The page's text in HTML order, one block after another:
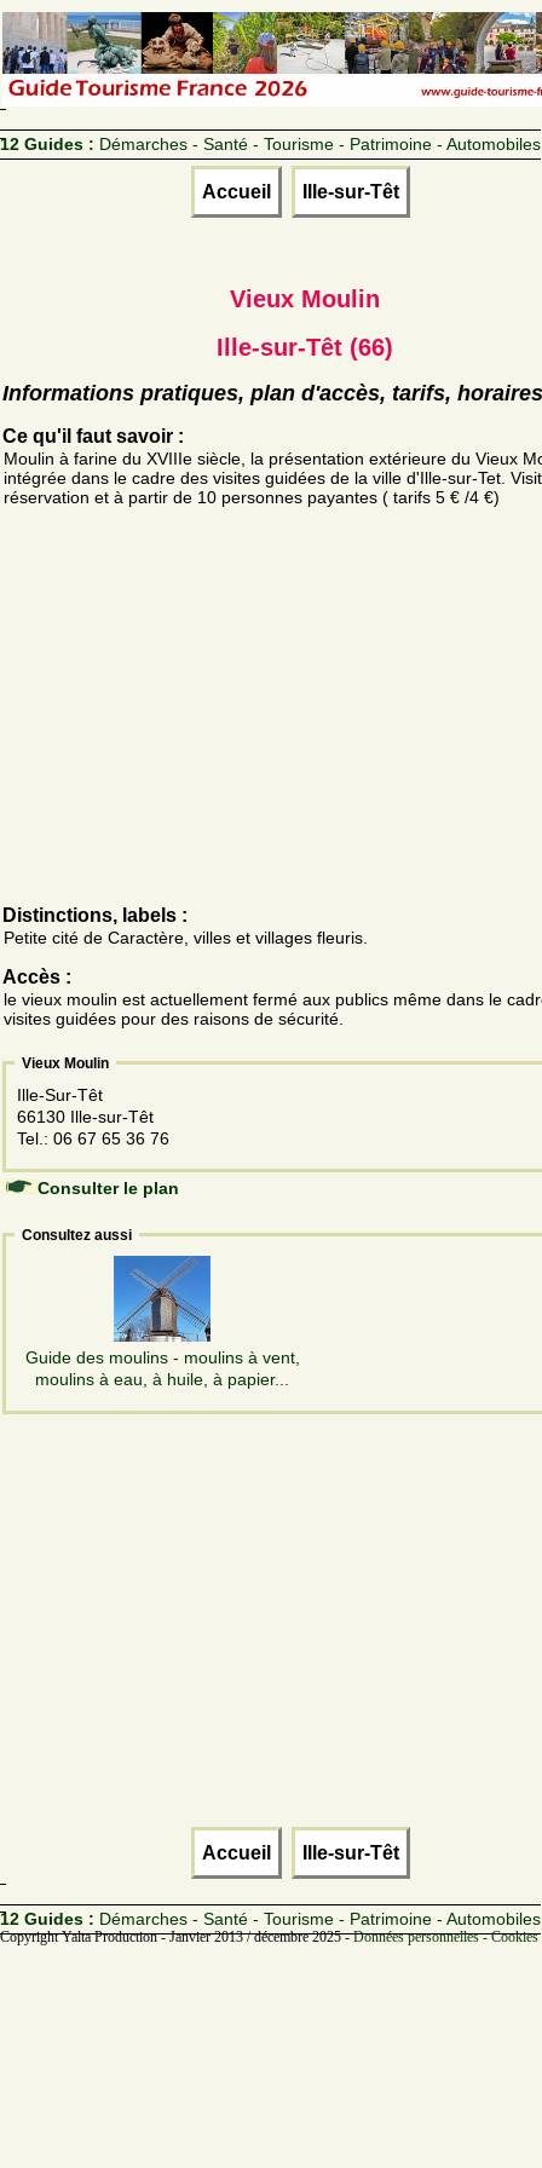
12 Guides : Démarches - Santé - Tourisme - Patrimoine - Automobiles
Accueil Ille-sur-Têt
Vieux Moulin
Ille-sur-Têt (66)
Informations pratiques, plan d'accès, tarifs, horaires
Ce qu'il faut savoir :
Moulin à farine du XVIIIe siècle, la présentation extérieure du Vieux
intégrée dans le cadre des visites guidées de la ville d'Ille-sur-Tet.
réservation et à partir de 10 personnes payantes ( tarifs 5 € /4 €)
Distinctions, labels :
Petite cité de Caractère, villes et villages fleuris.
Accès :
le vieux moulin est actuellement fermé aux publics même dans le
visites guidées pour des raisons de sécurité.
Vieux Moulin
Ille-Sur-Têt
66130 Ille-sur-Têt
Tel.: 06 67 65 36 76
Consulter le plan
Consultez aussi
Guide des moulins - moulins à vent,
moulins à eau, à huile, à papier...
Accueil Ille-sur-Têt
12 Guides : Démarches - Santé - Tourisme - Patrimoine - Automobiles
Copyright Yalta Production - Janvier 2013 / décembre 2025 -Données personnelles -